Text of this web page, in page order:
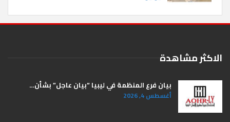
الاكثر مشاهدة
بيان فرع المنظمة في ليبيا “بيان عاجل” بشأن…
أغسطس 4, 2026